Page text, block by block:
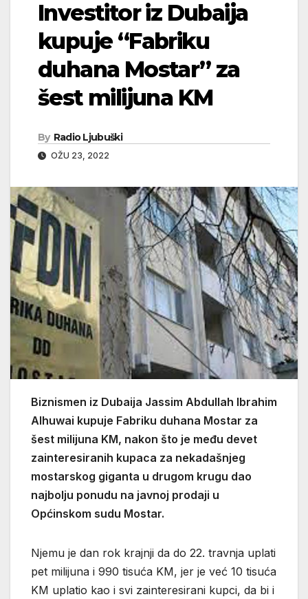
Investitor iz Dubaija
kupuje “Fabriku
duhana Mostar” za
šest milijuna KM
By Radio Ljubuški
OŽU 23, 2022
Biznismen iz Dubaija Jassim Abdullah Ibrahim
Alhuwai kupuje Fabriku duhana Mostar za
šest milijuna KM, nakon što je među devet
zainteresiranih kupaca za nekadašnjeg
mostarskog giganta u drugom krugu dao
najbolju ponudu na javnoj prodaji u
Općinskom sudu Mostar.
Njemu je dan rok krajnji da do 22. travnja uplati
pet milijuna i 990 tisuća KM, jer je već 10 tisuća
KM uplatio kao i svi zainteresirani kupci, da bi i